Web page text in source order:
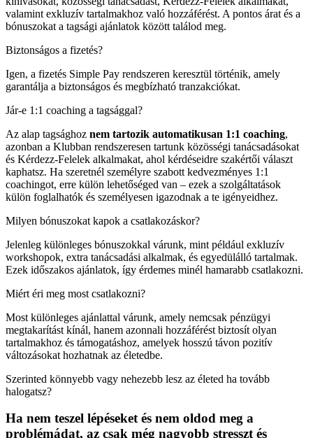
valamint exkluzív tartalmakhoz való hozzáférést. A pontos árat és a
bónuszokat a tagsági ajánlatok között találod meg.
Biztonságos a fizetés?
Igen, a fizetés Simple Pay rendszeren keresztül történik, amely
garantálja a biztonságos és megbízható tranzakciókat.
Jár-e 1:1 coaching a tagsággal?
Az alap tagsághoz nem tartozik automatikusan 1:1 coaching,
azonban a Klubban rendszeresen tartunk közösségi tanácsadásokat
és Kérdezz-Felelek alkalmakat, ahol kérdéseidre szakértői választ
kaphatsz. Ha szeretnél személyre szabott kedvezményes 1:1
coachingot, erre külön lehetőséged van – ezek a szolgáltatások
külön foglalhatók és személyesen igazodnak a te igényeidhez.
Milyen bónuszokat kapok a csatlakozáskor?
Jelenleg különleges bónuszokkal várunk, mint például exkluzív
workshopok, extra tanácsadási alkalmak, és egyedülálló tartalmak.
Ezek időszakos ajánlatok, így érdemes minél hamarabb csatlakozni.
Miért éri meg most csatlakozni?
Most különleges ajánlattal várunk, amely nemcsak pénzügyi
megtakarítást kínál, hanem azonnali hozzáférést biztosít olyan
tartalmakhoz és támogatáshoz, amelyek hosszú távon pozitív
változásokat hozhatnak az életedbe.
Szerinted könnyebb vagy nehezebb lesz az életed ha tovább
halogatsz?
Ha nem teszel lépéseket és nem oldod meg a
problémádat, az csak még nagyobb stresszt és